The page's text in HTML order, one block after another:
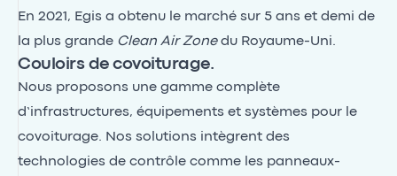
En 2021, Egis a obtenu le marché sur 5 ans et demi de
la plus grande Clean Air Zonedu Royaume-Uni.
Couloirs de covoiturage.
Nous proposons une gamme complète
d’infrastructures, équipements et systèmes pour le
covoiturage. Nos solutions intègrent des
technologies de contrôle comme les panneaux-